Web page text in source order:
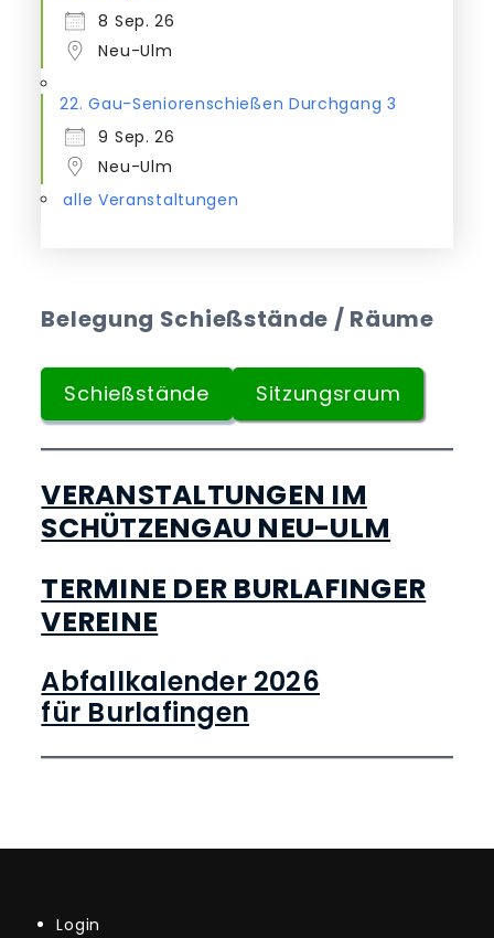
8 Sep. 26
Neu-Ulm
22. Gau-Seniorenschießen Durchgang 3
9 Sep. 26
Neu-Ulm
alle Veranstaltungen
Belegung Schießstände / Räume
Schießstände Sitzungsraum
VERANSTALTUNGEN IM
SCHÜTZENGAU NEU-ULM
TERMINE DER BURLAFINGER
VEREINE
Abfallkalender 2026
für Burlafingen
Login